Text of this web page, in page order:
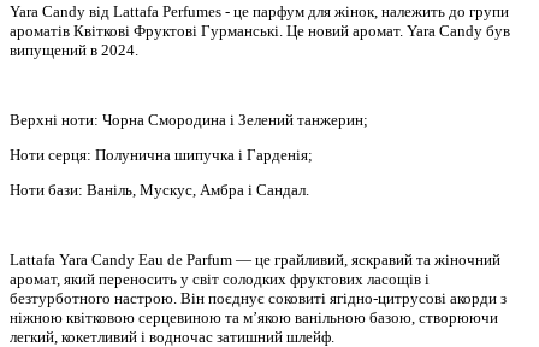
Yara Candy від Lattafa Perfumes - це парфум для жінок, належить до групи
ароматів Квіткові Фруктові Гурманські. Це новий аромат. Yara Candy був
випущений в 2024.
Верхні ноти: Чорна Смородина і Зелений танжерин;
Ноти серця: Полунична шипучка і Гарденія;
Ноти бази: Ваніль, Мускус, Амбра і Сандал.
Lattafa Yara Candy Eau de Parfum — це грайливий, яскравий та жіночний
аромат, який переносить у світ солодких фруктових ласощів і
безтурботного настрою. Він поєднує соковиті ягідно-цитрусові акорди з
ніжною квітковою серцевиною та м’якою ванільною базою, створюючи
легкий, кокетливий і водночас затишний шлейф.